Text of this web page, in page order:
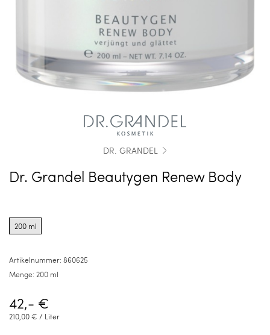
DR. GRANDEL
Dr. Grandel Beautygen Renew Body
options
for
200 ml
Artikelnummer: 860625
Menge: 200 ml
42,- €
210,00 € / Liter